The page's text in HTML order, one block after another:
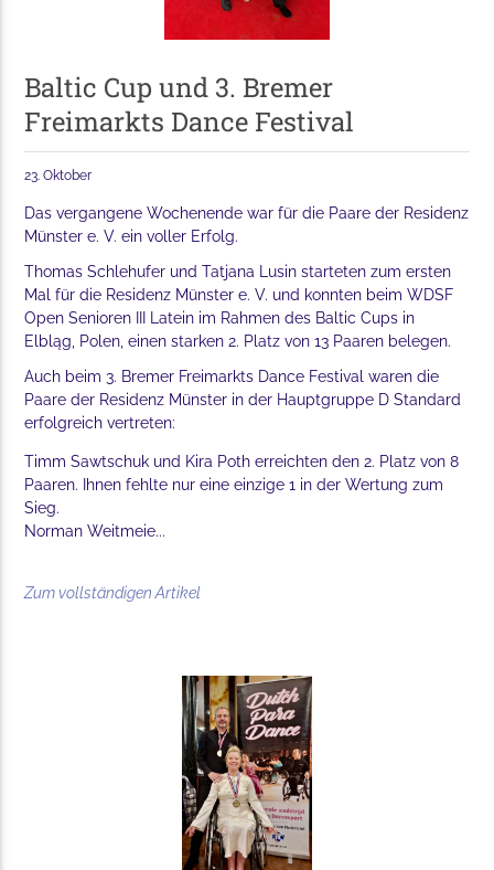
Baltic Cup und 3. Bremer
Freimarkts Dance Festival
23. Oktober
Das vergangene Wochenende war für die Paare der Residenz
Münster e. V. ein voller Erfolg.
Thomas Schlehufer und Tatjana Lusin starteten zum ersten
Mal für die Residenz Münster e. V. und konnten beim WDSF
Open Senioren III Latein im Rahmen des Baltic Cups in
Elbląg, Polen, einen starken 2. Platz von 13 Paaren belegen.
Auch beim 3. Bremer Freimarkts Dance Festival waren die
Paare der Residenz Münster in der Hauptgruppe D Standard
erfolgreich vertreten:
Timm Sawtschuk und Kira Poth erreichten den 2. Platz von 8
Paaren. Ihnen fehlte nur eine einzige 1 in der Wertung zum
Sieg.
Norman Weitmeie...
Zum vollständigen Artikel